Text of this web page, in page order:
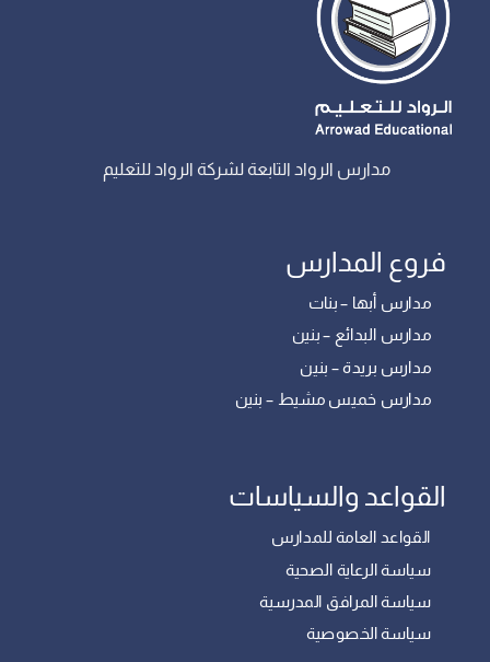
مدارس الرواد التابعة لشركة الرواد للتعليم
فروع المدارس
مدارس أبها – بنات
مدارس البدائع – بنين
مدارس بريدة – بنين
مدارس خميس مشيط – بنين
القواعد والسياسات
القواعد العامة للمدارس
سياسة الرعاية الصحية
سياسة المرافق المدرسية
سياسة الخصوصية